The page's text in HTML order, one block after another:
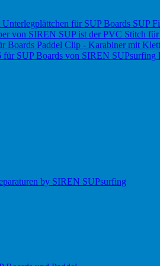
SUP
Paddel Clip - Karabiner mit
by SIREN SUPsurfing